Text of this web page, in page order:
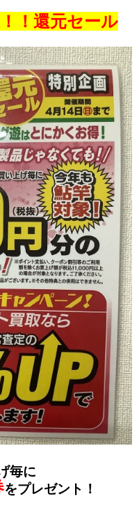
！還元セール
毎に
をプレゼント！